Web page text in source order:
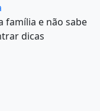
família e não sabe
dicas